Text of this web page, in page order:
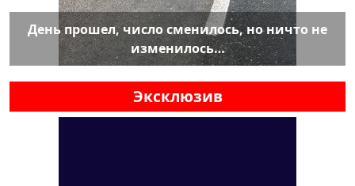
День прошел, число сменилось, но ничто не
изменилось…
Эксклюзив